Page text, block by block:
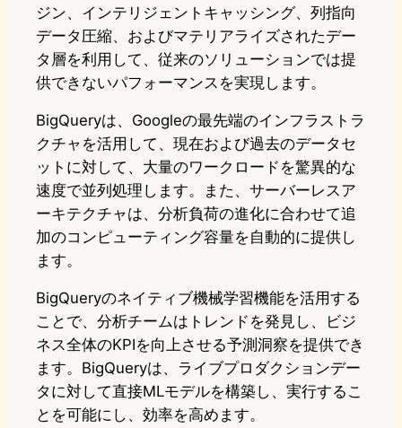
ジン、インテリジェントキャッシング、列指向
データ圧縮、およびマテリアライズされたデー
タ層を利用して、従来のソリューションでは提
供できないパフォーマンスを実現します。
BigQueryは、Googleの最先端のインフラストラ
クチャを活用して、現在および過去のデータセ
ットに対して、大量のワークロードを驚異的な
速度で並列処理します。また、サーバーレスア
ーキテクチャは、分析負荷の進化に合わせて追
加のコンピューティング容量を自動的に提供し
ます。
BigQueryのネイティブ機械学習機能を活用する
ことで、分析チームはトレンドを発見し、ビジ
ネス全体のKPIを向上させる予測洞察を提供でき
ます。BigQueryは、ライブプロダクションデー
タに対して直接MLモデルを構築し、実行するこ
とを可能にし、効率を高めます。